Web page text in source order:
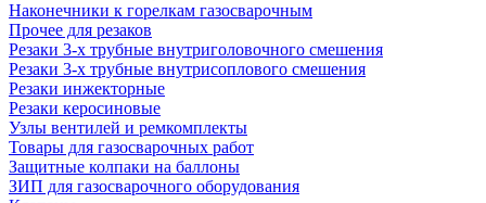
Наконечники к горелкам газосварочным
Прочее для резаков
Резаки 3-х трубные внутриголовочного смешения
Резаки 3-х трубные внутрисоплового смешения
Резаки инжекторные
Резаки керосиновые
Узлы вентилей и ремкомплекты
Товары для газосварочных работ
Защитные колпаки на баллоны
ЗИП для газосварочного оборудования